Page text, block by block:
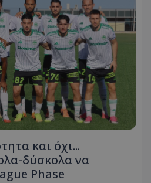
και όχι...
δύσκολα να
Phase